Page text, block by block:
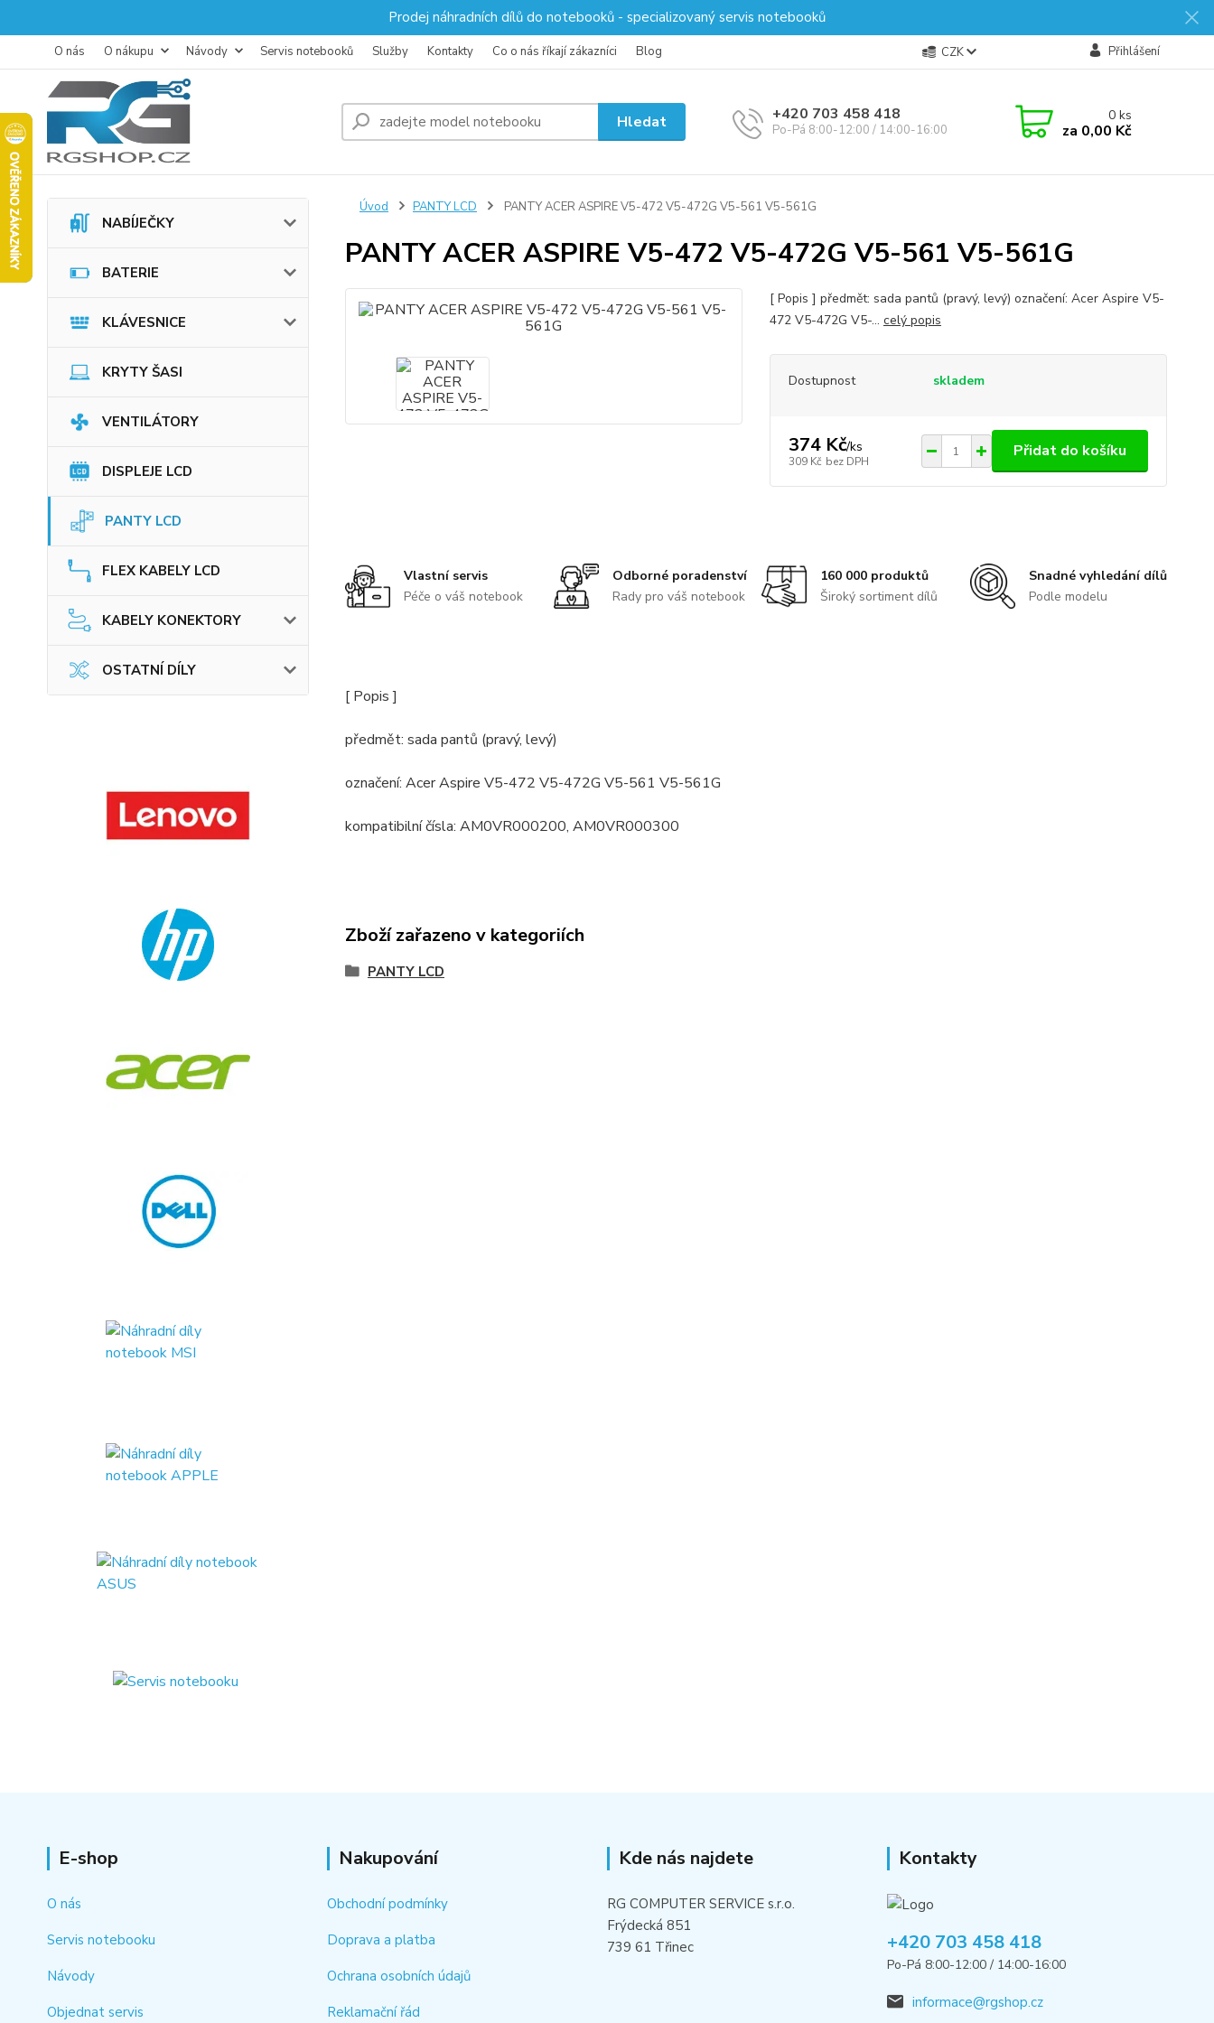
Prodej náhradních dílů do notebooků - specializovaný servis notebooků
O nás O nákupu Návody Servis notebooků Služby Kontakty Co o nás říkají zákazníci Blog CZK Přihlášení
Hledat +420 703 458 418
Po-Pá 8:00-12:00 / 14:00-16:00
0ks
za 0,00 Kč
NABÍJEČKY
BATERIE
KLÁVESNICE
KRYTY ŠASI
VENTILÁTORY
DISPLEJE LCD
PANTY LCD
FLEX KABELY LCD
KABELY KONEKTORY
OSTATNÍ DÍLY
Úvod PANTY LCD PANTY ACER ASPIRE V5-472 V5-472G V5-561 V5-561G
PANTY ACER ASPIRE V5-472 V5-472G V5-561 V5-561G
[ Popis ] předmět: sada pantů (pravý, levý) označení: Acer Aspire V5-
472 V5-472G V5-... celý popis
Dostupnost skladem
374 Kč/ks
309 Kč bez DPH
Přidat do košíku
Vlastní servis
Péče o váš notebook
Odborné poradenství
Rady pro váš notebook
160 000 produktů
Široký sortiment dílů
Snadné vyhledání dílů
Podle modelu
[ Popis ]
předmět: sada pantů (pravý, levý)
označení: Acer Aspire V5-472 V5-472G V5-561 V5-561G
kompatibilní čísla: AM0VR000200, AM0VR000300
Zboží zařazeno v kategoriích
PANTY LCD
E-shop
O nás
Servis notebooku
Návody
Objednat servis
Nakupování
Obchodní podmínky
Doprava a platba
Ochrana osobních údajů
Reklamační řád
Kde nás najdete
RG COMPUTER SERVICE s.r.o.
Frýdecká 851
739 61 Třinec
Kontakty
+420 703 458 418
Po-Pá 8:00-12:00 / 14:00-16:00
informace@rgshop.cz